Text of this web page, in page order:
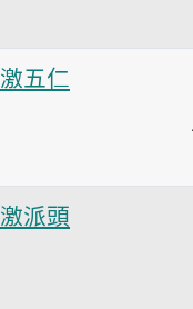
激五仁
激派頭